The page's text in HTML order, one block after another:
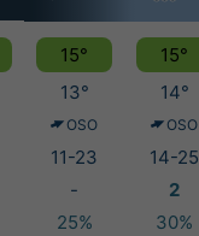
15° 15°
13° 14°
OSO OSO
11-23 14-25
- 2
25% 30%